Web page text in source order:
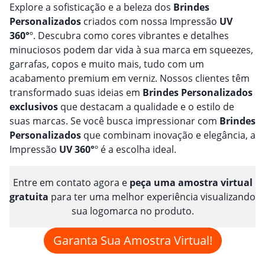
Explore a sofisticação e a beleza dos Brindes
Personalizados criados com nossa Impressão UV
360°º. Descubra como cores vibrantes e detalhes
minuciosos podem dar vida à sua marca em squeezes,
garrafas, copos e muito mais, tudo com um
acabamento premium em verniz. Nossos clientes têm
transformado suas ideias em Brindes Personalizados
exclusivos que destacam a qualidade e o estilo de
suas marcas. Se você busca impressionar com Brindes
Personalizados que combinam inovação e elegância, a
Impressão UV 360°º é a escolha ideal.
Entre em contato agora e peça uma amostra virtual
gratuita para ter uma melhor experiência visualizando
sua logomarca no produto.
Garanta Sua Amostra Virtual!